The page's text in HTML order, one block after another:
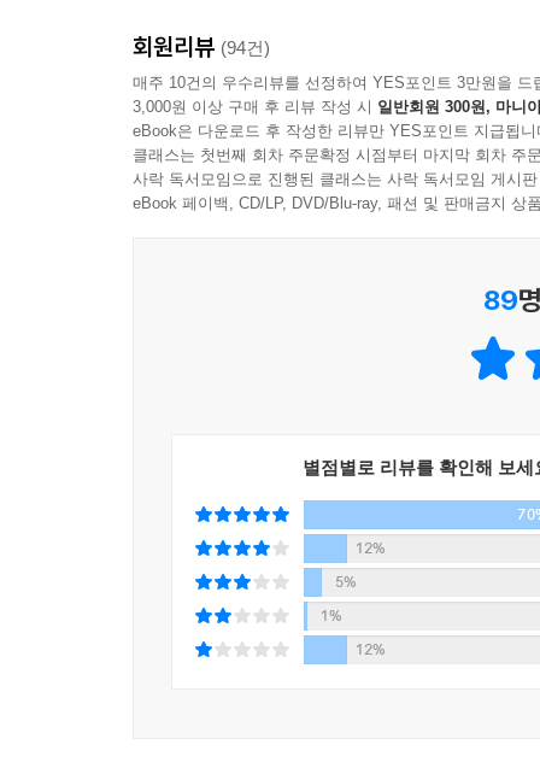
때문이에요. 진보의 아이콘이자 적폐청산의 기수
공 와이파이나 이차전지 등 국책사업에 투자를 하
지는 법무부 장관 후보자가 자본시장법, 금융실
된 적이 없었잖아요. 어떻게든 제 나름대로 진위
실체를 들여다볼 좋은 케이스 스터디 소재이기도
--- p.169~171
했어요. 그 근거 자료로 코링크PE가 작성했던 블
당시에는 사모펀드 투자처를 몰랐다고 해도, 사
기자간담회까지도 몰랐다고 주장하는 건 거짓말이
블루펀드는 간접투자라서 공직자윤리법상의 매
투자자를 받지 않았어요. 블루펀드는 처음부터
운용되었다고 해도 다른 투자자가 없으니 다른
사모펀드 가입을 전부 허용해놓고 공직자 개인
서 로또 맞을 국책사업에 참여하고 싶은 욕망을
정부와의 싸움을 시작합니다._「들어가는 말」에서
2. 다섯 명의 지식인들은 언제, 어떻게 만나게 되었
― 이 기획의 경과
· 2020년 1월 28일 다섯 명의 대담 기획을 추진하
· 2020년 2월 3일 권경애 변호사 오후 미팅, 참여
· 2020년 2월 5일 서민 선생님은 문자 메시지로
일정과 주제, 방식 등을 논의하였다.
진중권｜김경율과 권경애는 참관하였다. 이 대담
· 2020년 3월 14일 토요일 오후 1～6시 세 번째
대담은 이 책의 3장이 되었다.
· 2020년 3월 21일 토요일 오후 1～6시 네 번째
이 대담은 이 책의 4장과 5장이 되었다.
회원리뷰 (94건)
매주 10건의 우수리뷰를 선정하여 YES포인트 3만원을 드
3,000원 이상 구매 후 리뷰 작성 시 일반회원 300원, 마니
eBook은 다운로드 후 작성한 리뷰만 YES포인트 지급됩니
클래스는 첫번째 회차 주문확정 시점부터 마지막 회차 주
사락 독서모임으로 진행된 클래스는 사락 독서모임 게시
eBook 페이백, CD/LP, DVD/Blu-ray, 패션 및 판매금지 상
89
별점별로 리뷰를 확인해 보세
12%
5%
1%
12%